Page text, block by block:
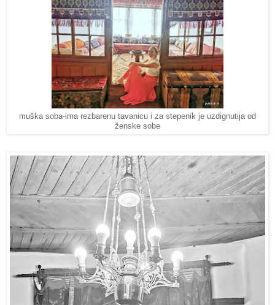
muška soba-ima rezbarenu tavanicu i za stepenik je uzdignutija od
ženske sobe